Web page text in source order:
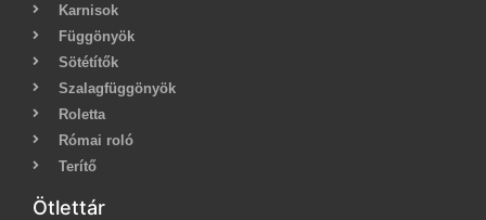
Karnisok
Függönyök
Sötétítők
Szalagfüggönyök
Roletta
Római roló
Terítő
Ötlettár